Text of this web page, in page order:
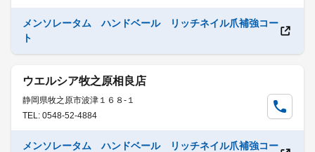
メンソレータム ハンドベール リッチネイル爪補強コー
ト
ウエルシア牧之原相良店
静岡県牧之原市波津１６８-１
TEL: 0548-52-4884
メンソレータム ハンドベール リッチネイル爪補強コー